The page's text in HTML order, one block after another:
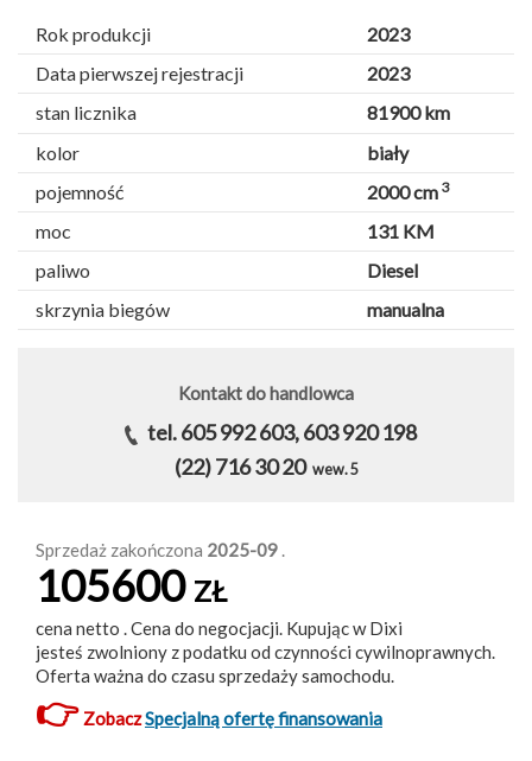
Rok produkcji
2023
Data pierwszej rejestracji
2023
stan licznika
81900 km
kolor
biały
pojemność
2000 cm 3
moc
131 KM
paliwo
Diesel
skrzynia biegów
manualna
Kontakt do handlowca
tel. 605 992 603, 603 920 198
(22) 716 30 20 wew. 5
Sprzedaż zakończona 2025-09 .
105600 ZŁ
cena netto . Cena do negocjacji. Kupując w Dixi
jesteś zwolniony z podatku od czynności cywilnoprawnych.
Oferta ważna do czasu sprzedaży samochodu.
👉ZobaczSpecjalną ofertę finansowania